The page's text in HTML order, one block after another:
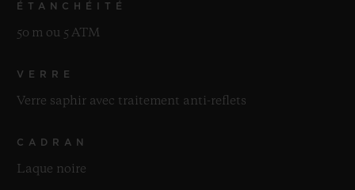
ÉTANCHÉITÉ
50 m ou 5 ATM
VERRE
Verre saphir avec traitement anti-reflets
CADRAN
Laque noire